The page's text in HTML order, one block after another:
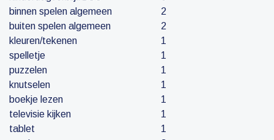
binnen spelen algemeen
2
buiten spelen algemeen
2
kleuren/tekenen
1
spelletje
1
puzzelen
1
knutselen
1
boekje lezen
1
televisie kijken
1
tablet
1